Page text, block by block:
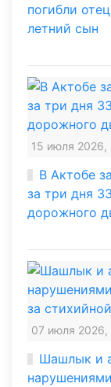
погибли
летний сын
15 июля 2026,
В Актобе
за три дня
дорожного
07 июля 2026,
Шашлык и